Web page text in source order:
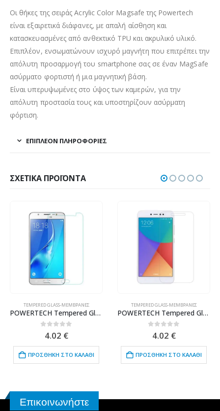
Οι θήκες της σειράς Acrylic Color Magsafe της Powertech
είναι εξαιρετικά διάφανες, με απαλή αίσθηση και
κατασκευασμένες από ανθεκτικό TPU και ακρυλικό υλικό.
Επιπλέον, ενσωματώνουν ισχυρό μαγνήτη που επιτρέπει την
απόλυτη προσαρμογή του smartphone σας σε έναν MagSafe
ασύρματο φορτιστή ή μια μαγνητική βάση.
Είναι υπερυψωμένες στο ύψος των καμερών, για την
απόλυτη προστασία τους και υποστηρίζουν ασύρματη
φόρτιση.
ΕΠΙΠΛΈΟΝ ΠΛΗΡΟΦΟΡΊΕΣ
ΣΧΕΤΙΚΆ ΠΡΟΪΌΝΤΑ
TEMPERED GLASS-ΜΕΜΒΡΆΝΕΣ
POWERTECH Tempered Glass 9H(0.33MM) για Samsung J5 2016
out of 5
4.02 €
ΠΡΟΣΘΉΚΗ ΣΤΟ ΚΑΛΆΘΙ
TEMPERED GLASS-ΜΕΜΒΡΆΝΕΣ
POWERTECH Tempered Glass 9H(0.33MM), για Xiaomi Redmi Note 5A
out of 5
4.02 €
ΠΡΟΣΘΉΚΗ ΣΤΟ ΚΑΛΆΘΙ
Επικοινωνήστε